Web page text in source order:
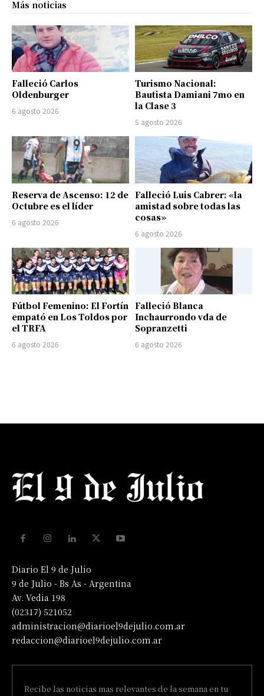
Más noticias
Falleció Carlos
Oldenburger
6 agosto 2026
Turismo Nacional:
Bautista Damiani 7mo en
la Clase 3
5 agosto 2026
Reserva de Ascenso: 12 de
Octubre es el líder
6 agosto 2026
Falleció Luis Cabrer: «la
amistad sobre todas las
cosas»
6 agosto 2026
Fútbol Femenino: El Fortín
empató en Los Toldos por
el TRFA
6 agosto 2026
Falleció Blanca
Inchaurrondo vda de
Sopranzetti
6 agosto 2026
Diario El 9 de Julio
9 de Julio - Bs As - Argentina
Av. Vedia 198
(02317) 521052
administracion@diarioel9dejulio.com.ar
redaccion@diarioel9dejulio.com.ar
Recibe las noticias mas relevantes de la semana en tu